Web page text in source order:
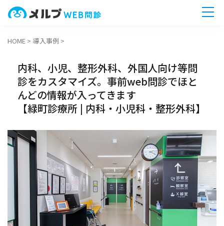
ホーム
機能一覧
導入までの流れ
今すぐ 無料相談へ
HOME > 導入事例 >
内科、小児、整形外科、外国人向け等問
診をカスタマイズ。事前web問診でほと
んどの情報が入ってきます
【緑町診療所 | 内科・小児科・整形外科】